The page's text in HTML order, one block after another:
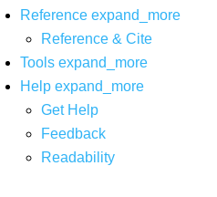
Reference expand_more
Reference & Cite
Tools expand_more
Help expand_more
Get Help
Feedback
Readability